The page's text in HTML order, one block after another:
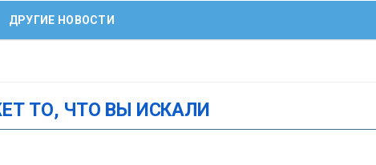
ДРУГИЕ НОВОСТИ
ТО, ЧТО ВЫ ИСКАЛИ